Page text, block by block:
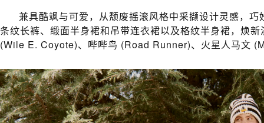
兼具酷飒与可爱，从颓废摇滚风格中采撷设计灵感，
条纹长裤、缎面半身裙和吊带连衣裙以及格纹半身裙，焕
(Wile E. Coyote)、哔哔鸟 (Road Runner)、火星人马文